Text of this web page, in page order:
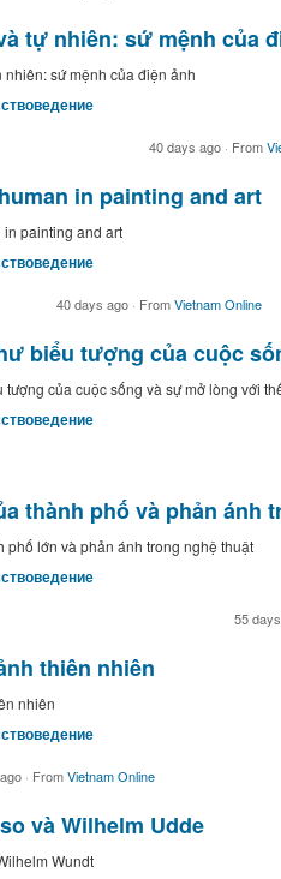
tự nhiên: sứ mệnh của
sứ mệnh của điện ảnh
40 days ago · From
in painting and art
painting and art
40 days ago · FromVietnam Online
biểu tượng của cuộc
của cuộc sống và sự mở lòng với
thành phố và phản ánh
phố lớn và phản ánh trong nghệ thuật
55
thiên nhiên
nhiên
· FromVietnam Online
và Wilhelm Udde
Wundt